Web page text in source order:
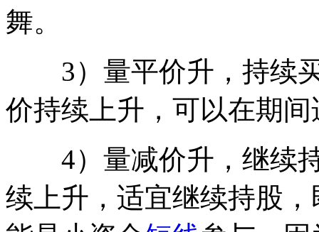
舞。
3）量平价升，持续买
价持续上升，可以在期
4）量减价升，继续持
续上升，适宜继续持股